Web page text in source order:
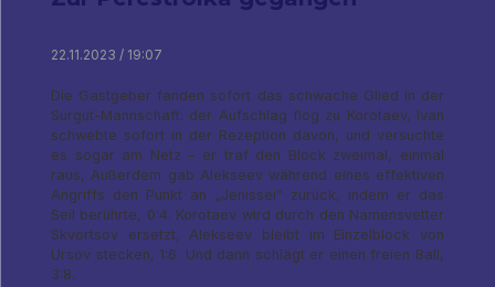
22.11.2023 / 19:07
Die Gastgeber fanden sofort das schwache Glied in der
Surgut-Mannschaft: der Aufschlag flog zu Korotaev, Ivan
schwebte sofort in der Rezeption davon, und versuchte
es sogar am Netz – er traf den Block zweimal, einmal
raus, Außerdem gab Alekseev während eines effektiven
Angriffs den Punkt an „Jenissei“ zurück, indem er das
Seil berührte, 0:4. Korotaev wird durch den Namensvetter
Skvortsov ersetzt, Alekseev bleibt im Einzelblock von
Ursov stecken, 1:6. Und dann schlägt er einen freien Ball,
3:8.